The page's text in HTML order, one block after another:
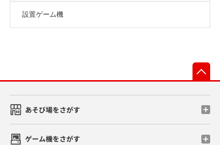
設置ゲーム機
あそび場をさがす
ゲーム機をさがす